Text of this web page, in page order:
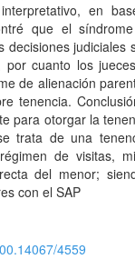
en
que el
decisiones
cuanto los
de alienación
tenencia.
para otorgar la
trata de una
de visitas,
del menor;
con el SAP
4559